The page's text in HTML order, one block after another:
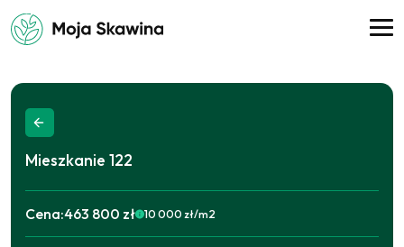
Mieszkanie 122
Cena:463 800 zł 10 000 zł/m2